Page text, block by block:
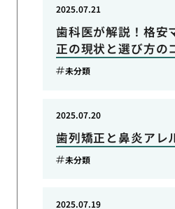
歯科医が解説！格安
正の現状と選び方の
2025.07.21
未分類
歯列矯正と鼻炎アレ
2025.07.20
未分類
2025.07.19